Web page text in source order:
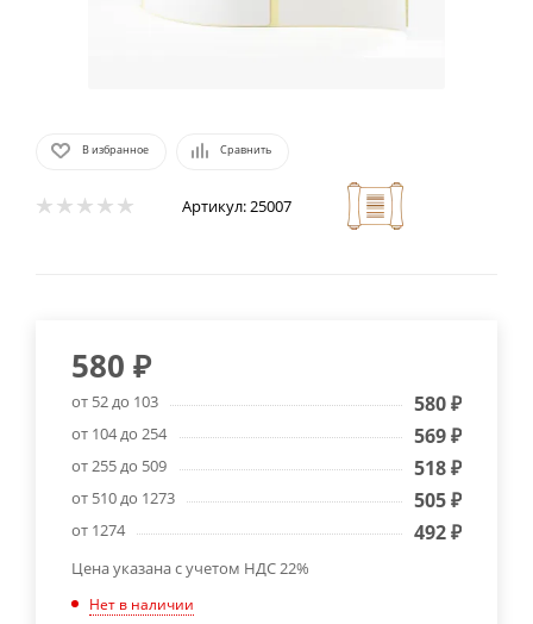
В избранное Сравнить
Артикул:25007
580 ₽
от 52 до 103 580₽
от 104 до 254 569₽
от 255 до 509 518₽
от 510 до 1273 505₽
от 1274 492₽
Цена указана с учетом НДС 22%
Нет в наличии